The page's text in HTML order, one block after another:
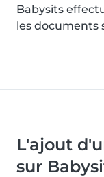
Babysits
les documents
L'ajout
sur